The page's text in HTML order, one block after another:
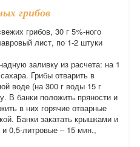
грибов
грибов, 30 г 5%-ного
лист, по 1-2 штуки
заливку из расчета: на 1
Грибы отварить в
воде (на 300 г воды 15 г
В банки положить пряности и
в них горячие отварные
Банки закатать крышками и
0,5-литровые – 15 мин.,